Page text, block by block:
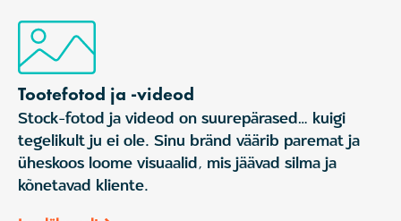
Tootefotod ja -videod
Stock-fotod ja videod on suurepärased… kuigi
tegelikult ju ei ole. Sinu bränd väärib paremat ja
üheskoos loome visuaalid, mis jäävad silma ja
kõnetavad kliente.